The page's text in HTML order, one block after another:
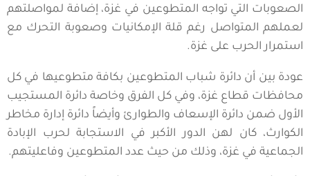
الصعوبات التي تواجه المتطوعين في غزة، إضافة لمواصلتهم
لعملهم المتواصل رغم قلة الإمكانيات وصعوبة التحرك مع
استمرار الحرب على غزة.
عودة بين أن دائرة شباب المتطوعين بكافة متطوعيها في كل
محافظات قطاع غزة، وفي كل الفرق وخاصة دائرة المستجيب
الأول ضمن دائرة الإسعاف والطوارئ وأيضاً دائرة إدارة مخاطر
الكوارث، كان لهن الدور الأكبر في الاستجابة لحرب الإبادة
الجماعية في غزة، وذلك من حيث عدد المتطوعين وفاعليتهم.